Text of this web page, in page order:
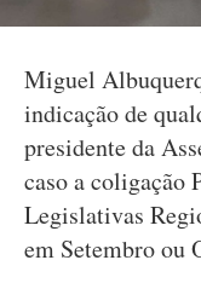
Miguel
indicação de
presidente da
caso a coligação
Legislativas
em Setembro ou